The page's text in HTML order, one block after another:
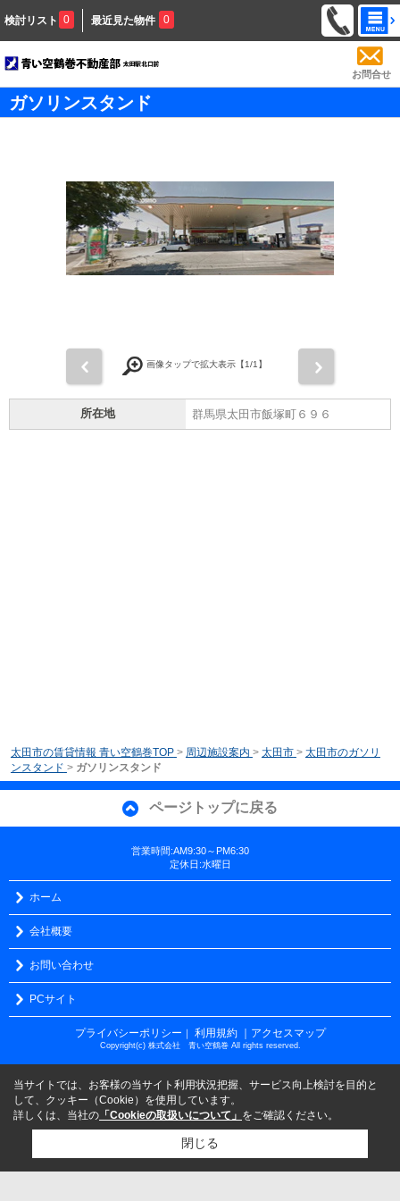
検討リスト 0 最近見た物件 0
お問合せ
ガソリンスタンド
画像タップで拡大表示【1/1】
所在地 群馬県太田市飯塚町６９６
太田市の賃貸情報 青い空鶴巻TOP > 周辺施設案内 > 太田市 > 太田市のガソリ
ンスタンド > ガソリンスタンド
ページトップに戻る
営業時間:AM9:30～PM6:30
定休日:水曜日
ホーム
会社概要
お問い合わせ
PCサイト
プライバシーポリシー ｜ 利用規約 ｜アクセスマップ
Copyright(c) 株式会社 青い空鶴巻 All rights reserved.
当サイトでは、お客様の当サイト利用状況把握、サービス向上検討を目的と
して、クッキー（Cookie）を使用しています。
詳しくは、当社の 「Cookieの取扱いについて」 をご確認ください。
閉じる